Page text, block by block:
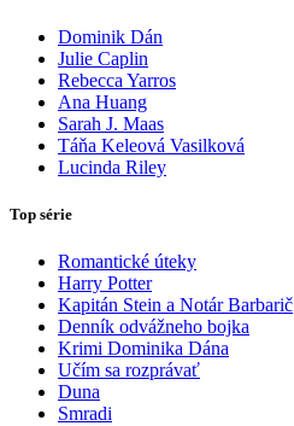
Dominik Dán
Julie Caplin
Rebecca Yarros
Ana Huang
Sarah J. Maas
Táňa Keleová Vasilková
Lucinda Riley
Top série
Romantické úteky
Harry Potter
Kapitán Stein a Notár Barbarič
Denník odvážneho bojka
Krimi Dominika Dána
Učím sa rozprávať
Duna
Smradi